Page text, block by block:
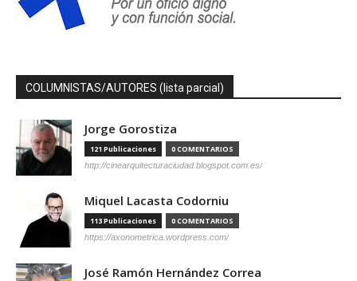
COLUMNISTAS/AUTORES (lista parcial)
Jorge Gorostiza
121 Publicaciones 0 COMENTARIOS
http://cinearquitecturaciudad.blogspot.com.es/
Miquel Lacasta Codorniu
113 Publicaciones 0 COMENTARIOS
https://axonometrica.wordpress.com/
José Ramón Hernández Correa